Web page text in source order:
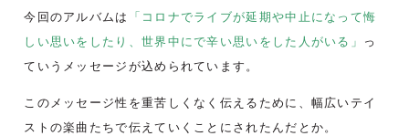
今回のアルバムは
「コロナでライブが延期や中止になって悔
しい思いをしたり、世界中にで辛い思いをした人がいる」
っ
ていうメッセージが込められています。
このメッセージ性を重苦しくなく伝えるために、幅広いテイ
ストの楽曲たちで伝えていくことにされたんだとか。